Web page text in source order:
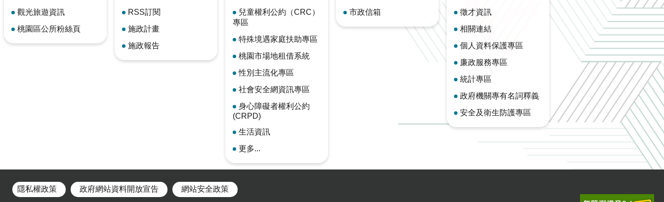
觀光旅遊資訊
桃園區公所粉絲頁
RSS訂閱
施政計畫
施政報告
兒童權利公約（CRC）
專區
特殊境遇家庭扶助專區
桃園市場地租借系統
性別主流化專區
社會安全網資訊專區
身心障礙者權利公約
(CRPD)
生活資訊
更多...
市政信箱
徵才資訊
相關連結
個人資料保護專區
廉政服務專區
統計專區
政府機關專有名詞釋義
安全及衛生防護專區
隱私權政策 政府網站資料開放宣告 網站安全政策